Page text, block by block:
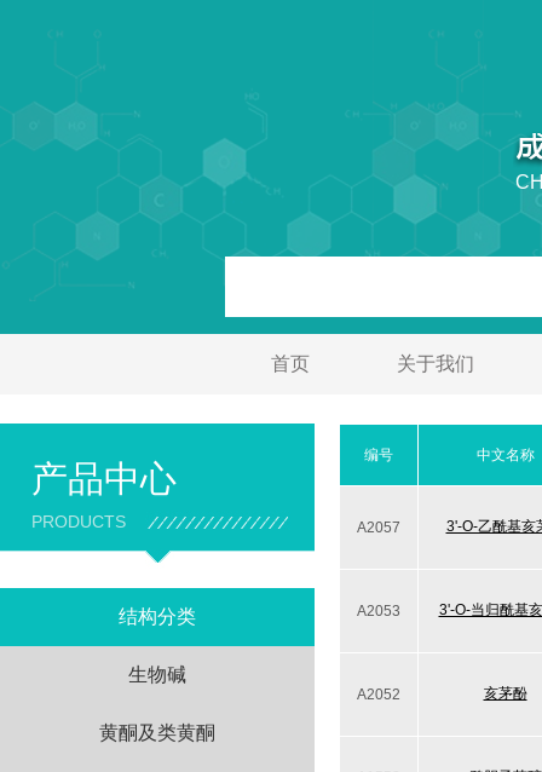
首页 关于我们
产品中心
PRODUCTS
结构分类
生物碱
黄酮及类黄酮
编号 中文名称
A2057 3'-O-乙酰基亥
A2053 3'-O-当归酰基
A2052 亥茅酚